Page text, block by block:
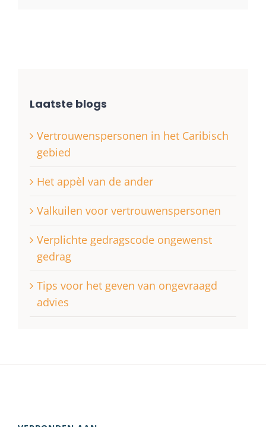
Laatste blogs
Vertrouwenspersonen in het Caribisch
gebied
Het appèl van de ander
Valkuilen voor vertrouwenspersonen
Verplichte gedragscode ongewenst
gedrag
Tips voor het geven van ongevraagd
advies